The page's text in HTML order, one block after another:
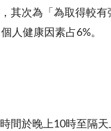
其次為「為取得較
人健康因素占6%。
間於晚上10時至隔